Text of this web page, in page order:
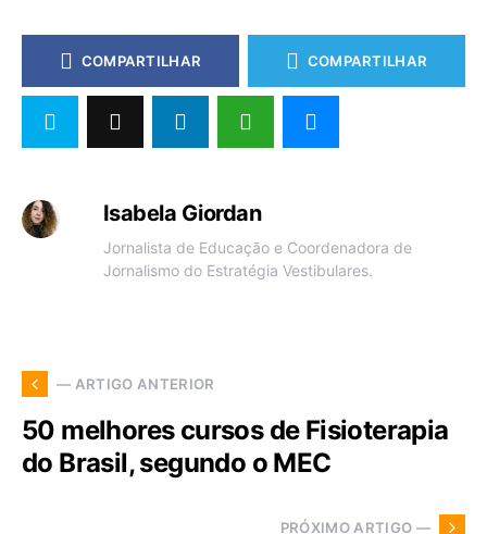
COMPARTILHAR COMPARTILHAR
Isabela Giordan
Jornalista de Educação e Coordenadora de
Jornalismo do Estratégia Vestibulares.
— ARTIGO ANTERIOR
50 melhores cursos de Fisioterapia
do Brasil, segundo o MEC
PRÓXIMO ARTIGO —